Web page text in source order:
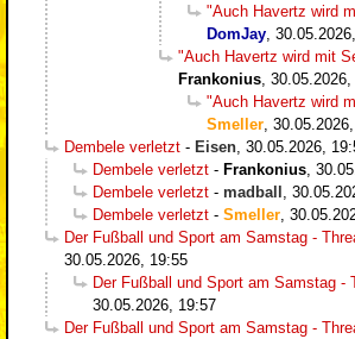
"Auch Havertz wird
DomJay
"Auch Havertz wird mit
Frankonius
"Auch Havertz wird
Smeller
Dembele verletzt - Eisen 30.05.2026,
Dembele verletzt - Frankonius
Dembele verletzt - madball
Dembele verletzt - Smeller
Der Fußball und Sport am Samstag -
30.05.2026, 19:55
Der Fußball und Sport am Samstag -
30.05.2026, 19:57
Der Fußball und Sport am Samstag -